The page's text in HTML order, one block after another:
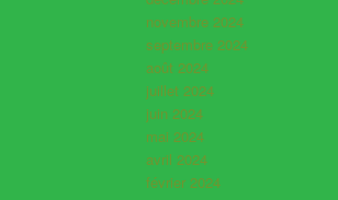
novembre 2024
septembre 2024
août 2024
juillet 2024
juin 2024
mai 2024
avril 2024
février 2024